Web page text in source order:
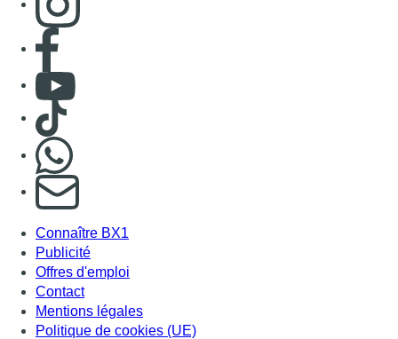
Consulter page Facebook
Consulter Youtube
Consulter TikTok
S'abonner à notre newsletter
Connaître BX1
Publicité
Offres d'emploi
Contact
Mentions légales
Politique de cookies (UE)